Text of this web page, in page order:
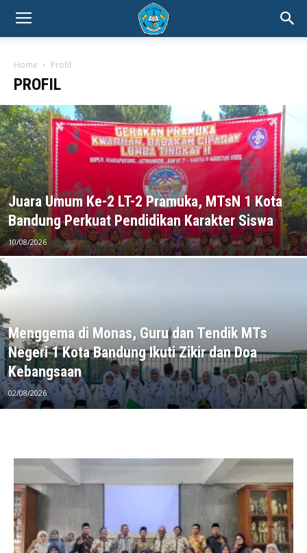
Home Profil
PROFIL
Juara Umum Ke-2 LT-2 Pramuka, MTsN 1 Kota
Bandung Perkuat Pendidikan Karakter Siswa
10/08/2026
Menggema di Monas, Guru dan Tendik MTs
Negeri 1 Kota Bandung Ikuti Zikir dan Doa
Kebangsaan
02/08/2026